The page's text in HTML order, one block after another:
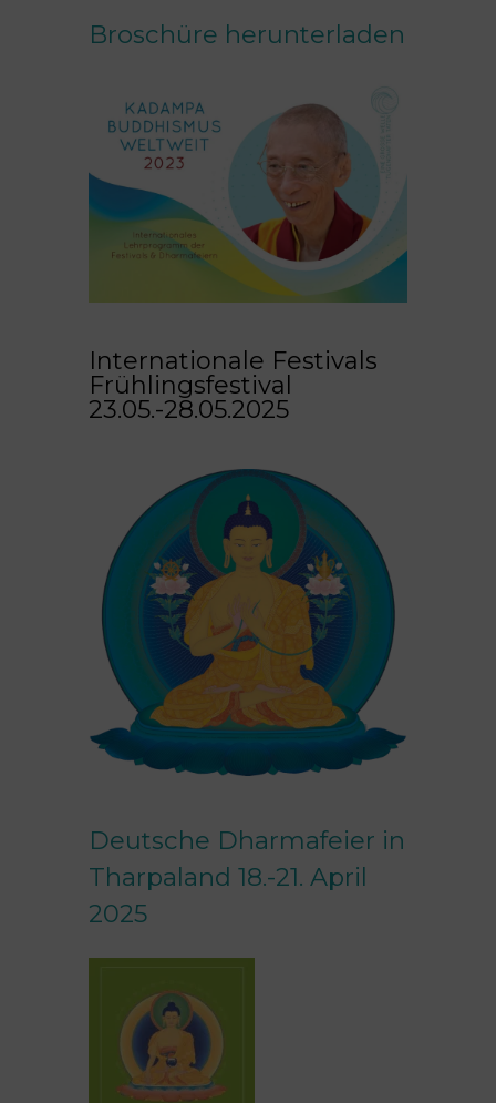
Broschüre herunterladen
Internationale Festivals
Frühlingsfestival
23.05.-28.05.2025
Deutsche Dharmafeier in
Tharpaland 18.-21. April
2025